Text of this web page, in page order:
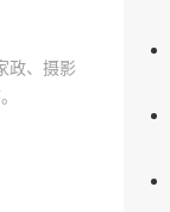
政、摄影